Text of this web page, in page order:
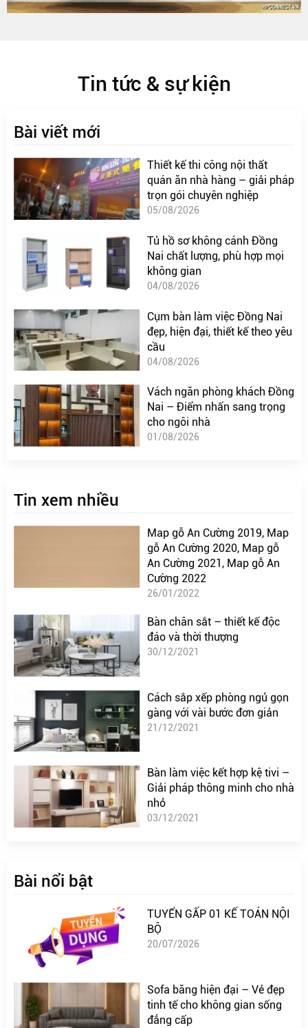
Tin tức & sự kiện
Bài viết mới
Thiết kế thi công nội thất
quán ăn nhà hàng – giải pháp
trọn gói chuyên nghiệp
05/08/2026
Tủ hồ sơ không cánh Đồng
Nai chất lượng, phù hợp mọi
không gian
04/08/2026
Cụm bàn làm việc Đồng Nai
đẹp, hiện đại, thiết kế theo yêu
cầu
04/08/2026
Vách ngăn phòng khách Đồng
Nai – Điểm nhấn sang trọng
cho ngôi nhà
01/08/2026
Tin xem nhiều
Map gỗ An Cường 2019, Map
gỗ An Cường 2020, Map gỗ
An Cường 2021, Map gỗ An
Cường 2022
26/01/2022
Bàn chân sắt – thiết kế độc
đáo và thời thượng
30/12/2021
Cách sắp xếp phòng ngủ gọn
gàng với vài bước đơn giản
21/12/2021
Bàn làm việc kết hợp kệ tivi –
Giải pháp thông minh cho nhà
nhỏ
03/12/2021
Bài nổi bật
TUYỂN GẤP 01 KẾ TOÁN NỘI
BỘ
20/07/2026
Sofa băng hiện đại – Vẻ đẹp
tinh tế cho không gian sống
đẳng cấp